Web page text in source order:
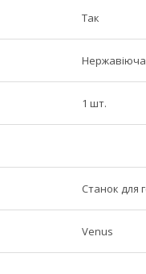
Так
Нержавіюча
1 шт.
Станок для
Venus